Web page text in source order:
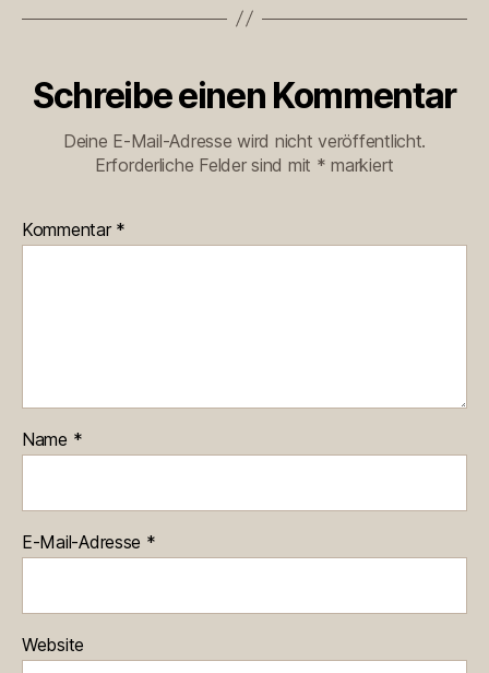
Schreibe einen Kommentar
Deine E-Mail-Adresse wird nicht veröffentlicht.
Erforderliche Felder sind mit * markiert
Kommentar *
Name *
E-Mail-Adresse *
Website